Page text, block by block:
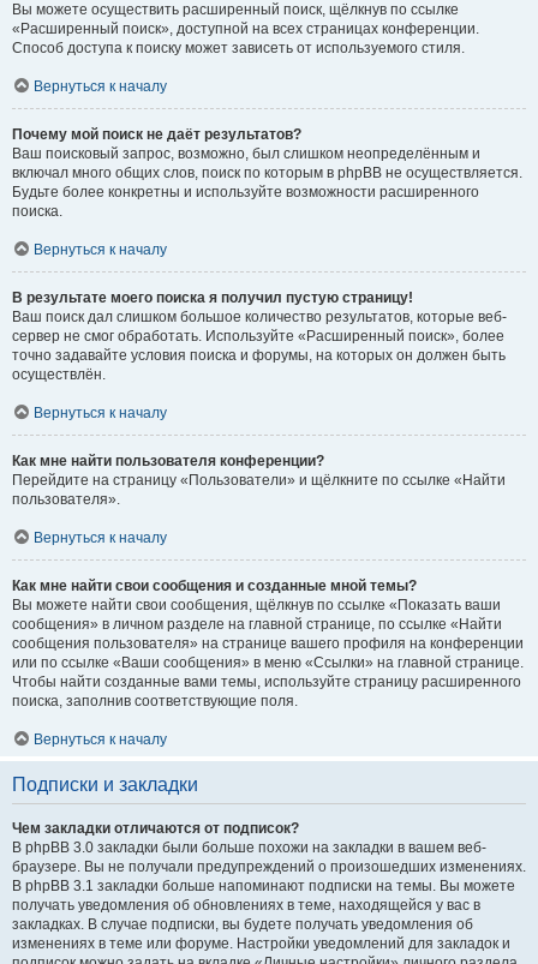
Вы можете осуществить расширенный поиск, щёлкнув по ссылке
«Расширенный поиск», доступной на всех страницах конференции.
Способ доступа к поиску может зависеть от используемого стиля.
Вернуться к началу
Почему мой поиск не даёт результатов?
Ваш поисковый запрос, возможно, был слишком неопределённым и
включал много общих слов, поиск по которым в phpBB не осуществляется.
Будьте более конкретны и используйте возможности расширенного
поиска.
Вернуться к началу
В результате моего поиска я получил пустую страницу!
Ваш поиск дал слишком большое количество результатов, которые веб-
сервер не смог обработать. Используйте «Расширенный поиск», более
точно задавайте условия поиска и форумы, на которых он должен быть
осуществлён.
Вернуться к началу
Как мне найти пользователя конференции?
Перейдите на страницу «Пользователи» и щёлкните по ссылке «Найти
пользователя».
Вернуться к началу
Как мне найти свои сообщения и созданные мной темы?
Вы можете найти свои сообщения, щёлкнув по ссылке «Показать ваши
сообщения» в личном разделе на главной странице, по ссылке «Найти
сообщения пользователя» на странице вашего профиля на конференции
или по ссылке «Ваши сообщения» в меню «Ссылки» на главной странице.
Чтобы найти созданные вами темы, используйте страницу расширенного
поиска, заполнив соответствующие поля.
Вернуться к началу
Подписки и закладки
Чем закладки отличаются от подписок?
В phpBB 3.0 закладки были больше похожи на закладки в вашем веб-
браузере. Вы не получали предупреждений о произошедших изменениях.
В phpBB 3.1 закладки больше напоминают подписки на темы. Вы можете
получать уведомления об обновлениях в теме, находящейся у вас в
закладках. В случае подписки, вы будете получать уведомления об
изменениях в теме или форуме. Настройки уведомлений для закладок и